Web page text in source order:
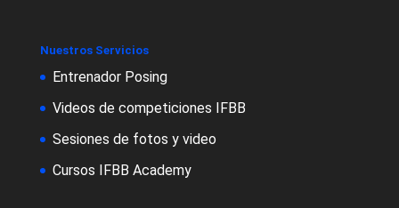
Nuestros Servicios
Entrenador Posing
Videos de competiciones IFBB
Sesiones de fotos y video
Cursos IFBB Academy